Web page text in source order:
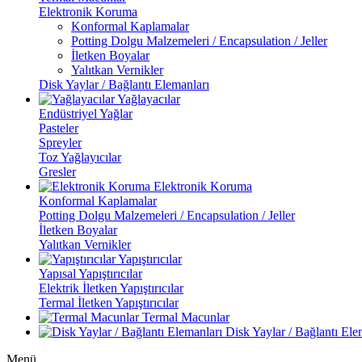
Elektronik Koruma
Konformal Kaplamalar
Potting Dolgu Malzemeleri / Encapsulation / Jeller
İletken Boyalar
Yalıtkan Vernikler
Disk Yaylar / Bağlantı Elemanları
Yağlayacılar
Endüstriyel Yağlar
Pasteler
Spreyler
Toz Yağlayıcılar
Gresler
Elektronik Koruma
Konformal Kaplamalar
Potting Dolgu Malzemeleri / Encapsulation / Jeller
İletken Boyalar
Yalıtkan Vernikler
Yapıştırıcılar
Yapısal Yapıştırıcılar
Elektrik İletken Yapıştırıcılar
Termal İletken Yapıştırıcılar
Termal Macunlar
Disk Yaylar / Bağlantı
Menü